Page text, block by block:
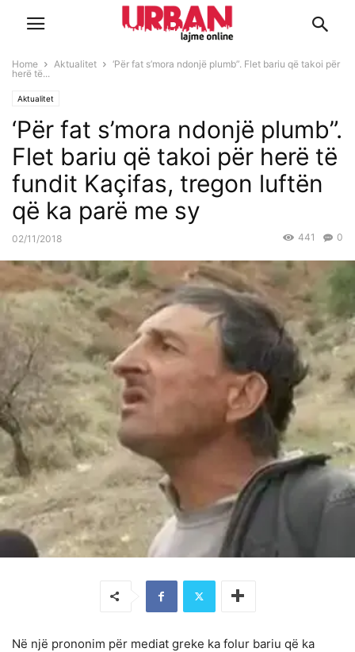
Home Aktualitet
‘Për fat s’mora ndonjë plumb”. Flet bariu që takoi për
herë të...
Aktualitet
‘Për fat s’mora ndonjë plumb”.
Flet bariu që takoi për herë të
fundit Kaçifas, tregon luftën
që ka parë me sy
02/11/2018 0
441
Në një prononim për mediat greke ka folur bariu që ka